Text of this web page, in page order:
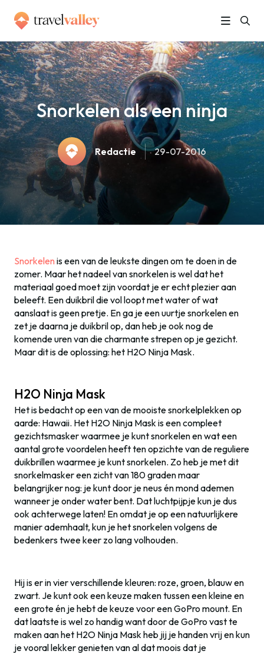
Home » Snorkelen als een ninja
Snorkelen als een ninja
Redactie 29-07-2016
Snorkelen is een van de leukste dingen om te doen in de
zomer. Maar het nadeel van snorkelen is wel dat het
materiaal goed moet zijn voordat je er echt plezier aan
beleeft. Een duikbril die vol loopt met water of wat
aanslaat is geen pretje. En ga je een uurtje snorkelen en
zet je daarna je duikbril op, dan heb je ook nog de
komende uren van die charmante strepen op je gezicht.
Maar dit is de oplossing: het H2O Ninja Mask.
H2O Ninja Mask
Het is bedacht op een van de mooiste snorkelplekken op
aarde: Hawaii. Het H2O Ninja Mask is een compleet
gezichtsmasker waarmee je kunt snorkelen en wat een
aantal grote voordelen heeft ten opzichte van de reguliere
duikbrillen waarmee je kunt snorkelen. Zo heb je met dit
snorkelmasker een zicht van 180 graden maar
belangrijker nog: je kunt door je neus én mond ademen
wanneer je onder water bent. Dat luchtpijpje kun je dus
ook achterwege laten! En omdat je op een natuurlijkere
manier ademhaalt, kun je het snorkelen volgens de
bedenkers twee keer zo lang volhouden.
Hij is er in vier verschillende kleuren: roze, groen, blauw en
zwart. Je kunt ook een keuze maken tussen een kleine en
een grote én je hebt de keuze voor een GoPro mount. En
dat laatste is wel zo handig want door de GoPro vast te
maken aan het H2O Ninja Mask heb jij je handen vrij en kun
je vooral lekker genieten van al dat moois dat je